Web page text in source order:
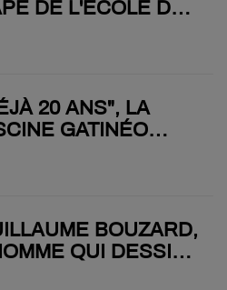
DE L'ÉCOLE DE
20 ANS", LA
GATINÉO
JUSQU'EN
BOUZARD,
QUI DESSINE